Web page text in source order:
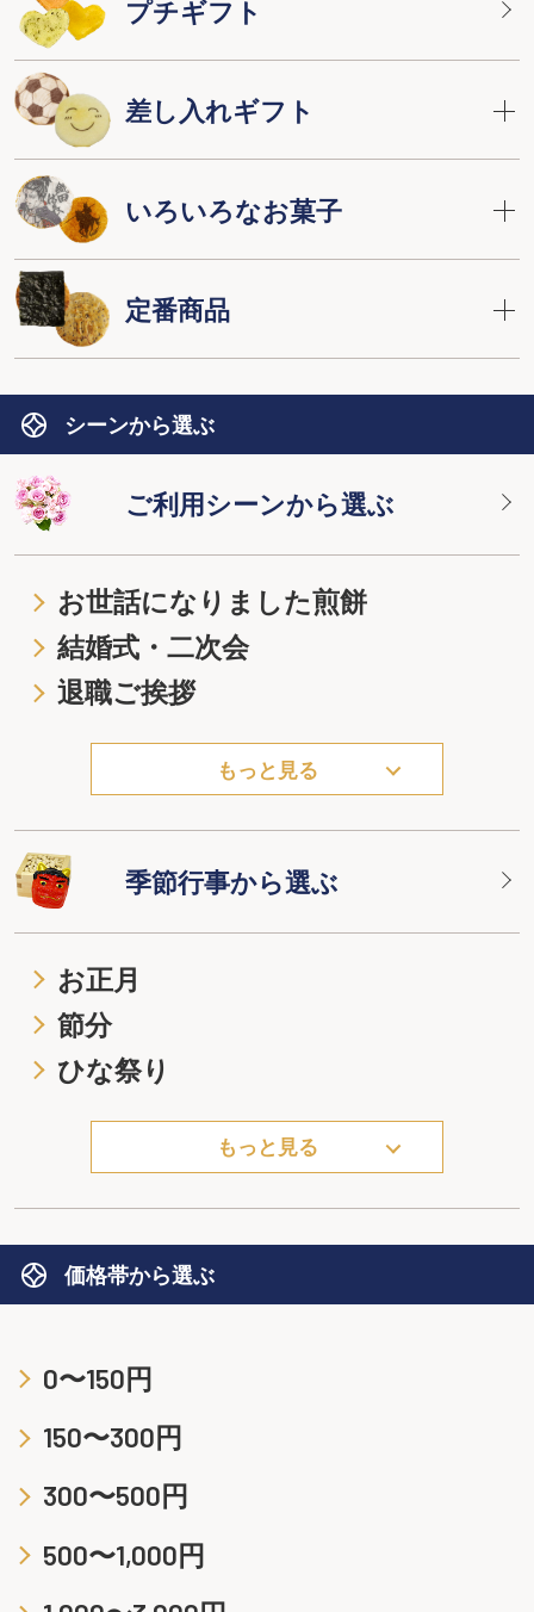
プチギフト
差し入れギフト
いろいろなお菓子
定番商品
シーンから選ぶ
ご利用シーンから選ぶ
お世話になりました煎餅
結婚式・二次会
退職ご挨拶
もっと見る
季節行事から選ぶ
お正月
節分
ひな祭り
もっと見る
価格帯から選ぶ
0〜150円
150〜300円
300〜500円
500〜1,000円